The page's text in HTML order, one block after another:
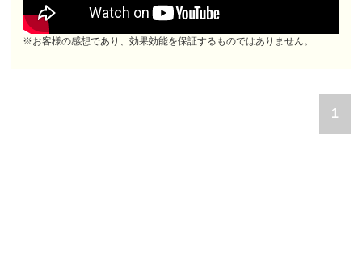
※お客様の感想であり、効果効能を保証するものではありません。
1